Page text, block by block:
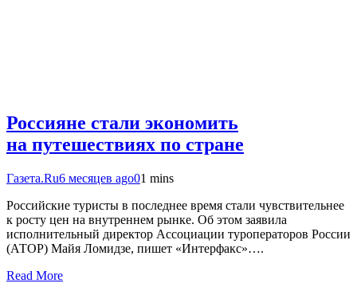
Россияне стали экономить
на путешествиях по стране
Газета.Ru6 месяцев ago01 mins
Российские туристы в последнее время стали чувствительнее
к росту цен на внутреннем рынке. Об этом заявила
исполнительный директор Ассоциации туроператоров России
(АТОР) Майя Ломидзе, пишет «Интерфакс»….
Read More